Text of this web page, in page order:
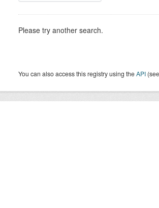
Please try another search.
You can also access this registry using theAPI (see